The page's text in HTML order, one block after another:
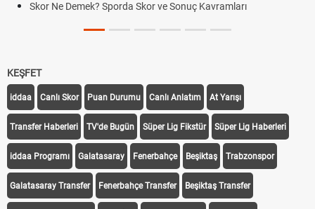
Skor Ne Demek? Sporda Skor ve Sonuç Kavramları
KEŞFET
iddaa Canlı Skor Puan Durumu Canlı Anlatım At Yarışı
Transfer Haberleri TV'de Bugün Süper Lig Fikstür Süper Lig Haberleri
iddaa Programı Galatasaray Fenerbahçe Beşiktaş Trabzonspor
Galatasaray Transfer Fenerbahçe Transfer Beşiktaş Transfer